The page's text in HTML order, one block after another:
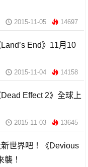
2015-11-05 14697
End》11月10
2015-11-04 14158
Effect 2》全球上
2015-11-03 13645
世界吧！《Devious
！